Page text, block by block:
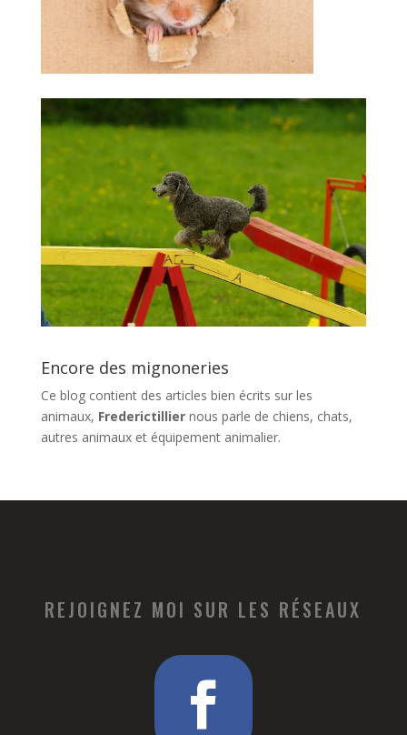
Encore des mignoneries
Ce blog contient des articles bien écrits sur les
animaux, Frederictilliernous parle de chiens, chats,
autres animaux et équipement animalier.
REJOIGNEZ MOI SUR LES RÉSEAUX